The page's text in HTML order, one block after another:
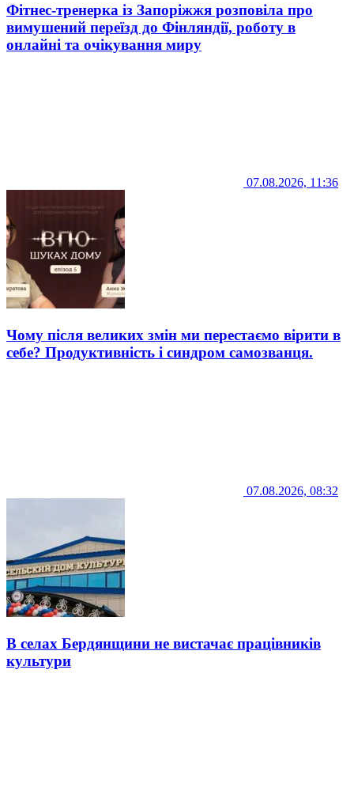
Фітнес-тренерка із Запоріжжя розповіла про
вимушений переїзд до Фінляндії, роботу в
онлайні та очікування миру
07.08.2026, 11:36
Чому після великих змін ми перестаємо вірити в
себе? Продуктивність і синдром самозванця.
07.08.2026, 08:32
В селах Бердянщини не вистачає працівників
культури